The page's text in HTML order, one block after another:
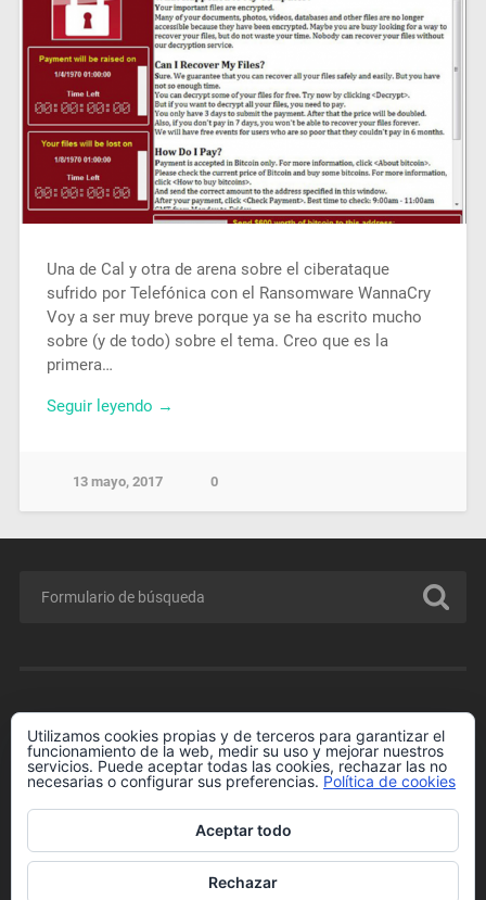
Una de Cal y otra de arena sobre el ciberataque
sufrido por Telefónica con el Ransomware WannaCry
Voy a ser muy breve porque ya se ha escrito mucho
sobre (y de todo) sobre el tema. Creo que es la
primera…
Seguir leyendo →
13 mayo, 2017 0
Conferencia GRATIS para Padres y Madres.
Enlaces de Interés
Más información sobre las cookies
Política de cookies
Utilizamos cookies propias y de terceros para garantizar el
funcionamiento de la web, medir su uso y mejorar nuestros
servicios. Puede aceptar todas las cookies, rechazar las no
necesarias o configurar sus preferencias. Política de cookies
Aceptar todo
Rechazar